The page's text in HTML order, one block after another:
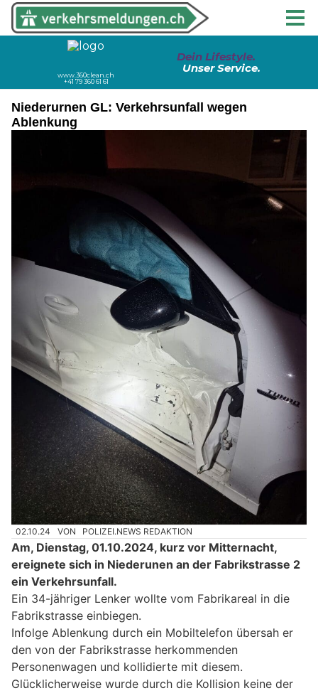
Niederurnen GL: Verkehrsunfall wegen
Ablenkung
02.10.24 VON POLIZEI.NEWS REDAKTION
Am, Dienstag, 01.10.2024, kurz vor Mitternacht,
ereignete sich in Niederunen an der Fabrikstrasse 2
ein Verkehrsunfall.
Ein 34-jähriger Lenker wollte vom Fabrikareal in die
Fabrikstrasse einbiegen.
Infolge Ablenkung durch ein Mobiltelefon übersah er
den von der Fabrikstrasse herkommenden
Personenwagen und kollidierte mit diesem.
Glücklicherweise wurde durch die Kollision keine der